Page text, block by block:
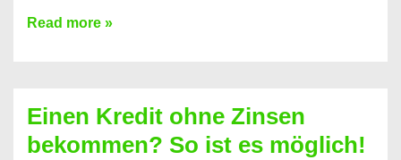
Ist
Festvertrag
für
Read more »
Einen Kredit ohne Zinsen
bekommen? So ist es möglich!